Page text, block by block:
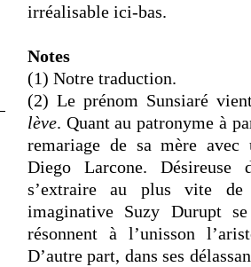
irréalisable ici-bas.
Notes
(1) Notre traduction.
(2) Le prénom Sunsiaré
lève. Quant au patronyme à
remariage de sa mère
Diego Larcone.
s’extraire au plus vite de
imaginative Suzy Durupt
résonnent à l’unisson
D’autre part, dans ses